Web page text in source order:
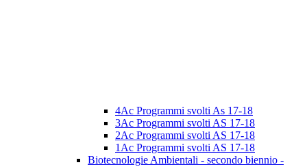
4Ac Programmi svolti As 17-18
3Ac Programmi svolti AS 17-18
2Ac Programmi svolti AS 17-18
1Ac Programmi svolti AS 17-18
Biotecnologie Ambientali - secondo biennio -